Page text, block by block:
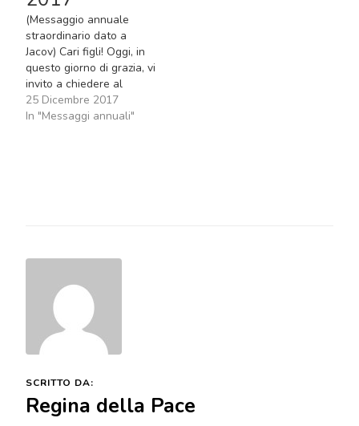
(Messaggio annuale
straordinario dato a
Jacov) Cari figli! Oggi, in
questo giorno di grazia, vi
invito a chiedere al
Signore il dono della
fede. Figli miei, decidetevi
25 Dicembre 2017
In "Messaggi annuali"
SCRITTO DA:
Regina della Pace